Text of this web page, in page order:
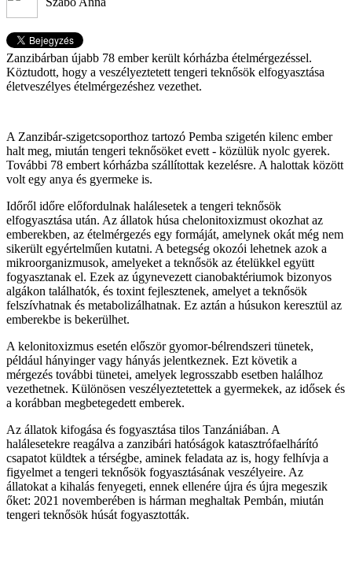
Zanzibárban újabb 78 ember került kórházba ételmérgezéssel.
Köztudott, hogy a veszélyeztetett tengeri teknősök elfogyasztása
életveszélyes ételmérgezéshez vezethet.
A Zanzibár-szigetcsoporthoz tartozó Pemba szigetén kilenc ember
halt meg, miután tengeri teknősöket evett - közülük nyolc gyerek.
További 78 embert kórházba szállítottak kezelésre. A halottak között
volt egy anya és gyermeke is.
Időről időre előfordulnak halálesetek a tengeri teknősök
elfogyasztása után. Az állatok húsa chelonitoxizmust okozhat az
emberekben, az ételmérgezés egy formáját, amelynek okát még nem
sikerült egyértelműen kutatni. A betegség okozói lehetnek azok a
mikroorganizmusok, amelyeket a teknősök az ételükkel együtt
fogyasztanak el. Ezek az úgynevezett cianobaktériumok bizonyos
algákon találhatók, és toxint fejlesztenek, amelyet a teknősök
felszívhatnak és metabolizálhatnak. Ez aztán a húsukon keresztül az
emberekbe is bekerülhet.
A kelonitoxizmus esetén először gyomor-bélrendszeri tünetek,
például hányinger vagy hányás jelentkeznek. Ezt követik a
mérgezés további tünetei, amelyek legrosszabb esetben halálhoz
vezethetnek. Különösen veszélyeztetettek a gyermekek, az idősek és
a korábban megbetegedett emberek.
Az állatok kifogása és fogyasztása tilos Tanzániában. A
halálesetekre reagálva a zanzibári hatóságok katasztrófaelhárító
csapatot küldtek a térségbe, aminek feladata az is, hogy felhívja a
figyelmet a tengeri teknősök fogyasztásának veszélyeire. Az
állatokat a kihalás fenyegeti, ennek ellenére újra és újra megeszik
őket: 2021 novemberében is hárman meghaltak Pembán, miután
tengeri teknősök húsát fogyasztották.